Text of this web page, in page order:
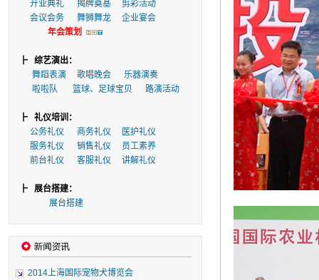
开业典礼
揭牌奠基
剪彩活动
会议会务
舞狮舞龙
企业宴会
年会策划
┣ 综艺演出：
舞蹈表演
歌唱晚会
乐器演奏
啦啦队
篮球、足球宝贝 路演活动
┣ 礼仪培训：
公务礼仪
商务礼仪
医护礼仪
服务礼仪
销售礼仪
员工素养
前台礼仪
客服礼仪 讲解礼仪
┣ 展台搭建：
展台搭建
2014上海国际宠物犬博览会